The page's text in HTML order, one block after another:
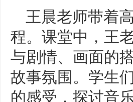
王晨老师带着
程。课堂中，王
与剧情、画面的
故事氛围。学生
的感受，探讨音